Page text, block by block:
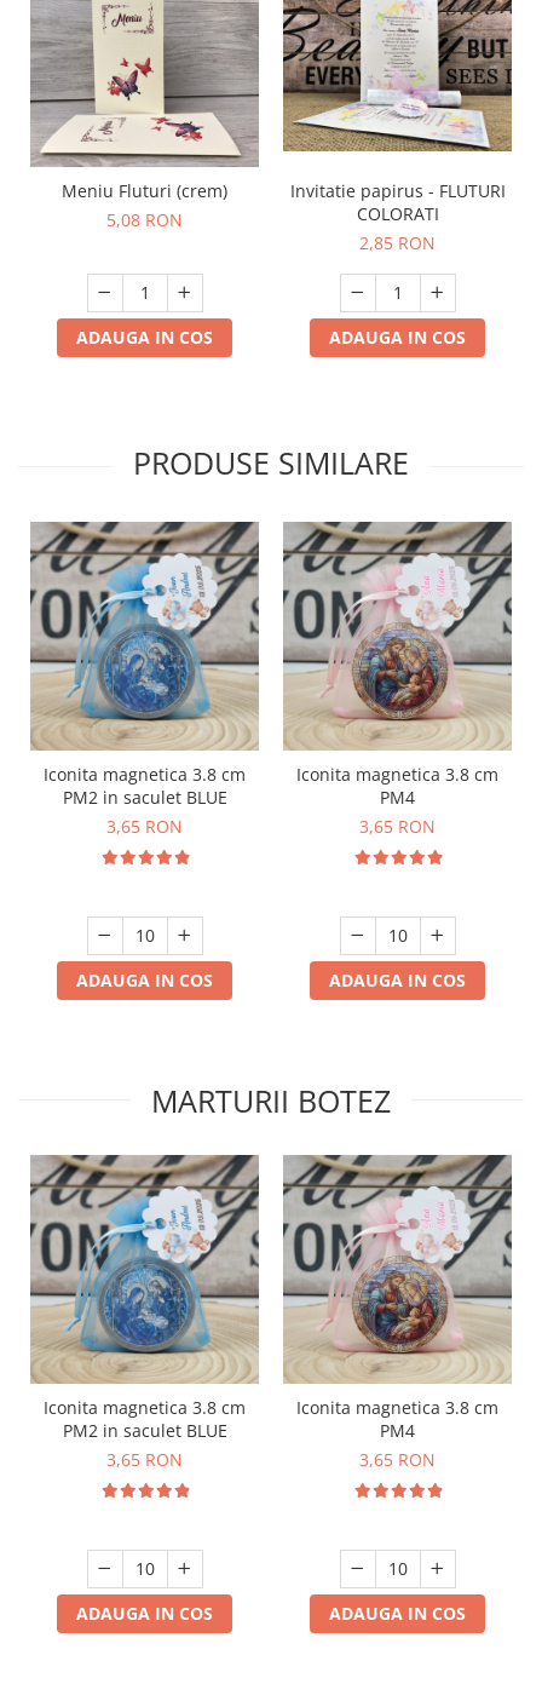
Meniu Fluturi (crem)
5,08 RON
ADAUGA IN COS
Invitatie papirus - FLUTURI
COLORATI
2,85 RON
ADAUGA IN COS
PRODUSE SIMILARE
Iconita magnetica 3.8 cm
PM2 in saculet BLUE
3,65 RON
ADAUGA IN COS
Iconita magnetica 3.8 cm
PM4
3,65 RON
ADAUGA IN COS
MARTURII BOTEZ
Iconita magnetica 3.8 cm
PM2 in saculet BLUE
3,65 RON
ADAUGA IN COS
Iconita magnetica 3.8 cm
PM4
3,65 RON
ADAUGA IN COS